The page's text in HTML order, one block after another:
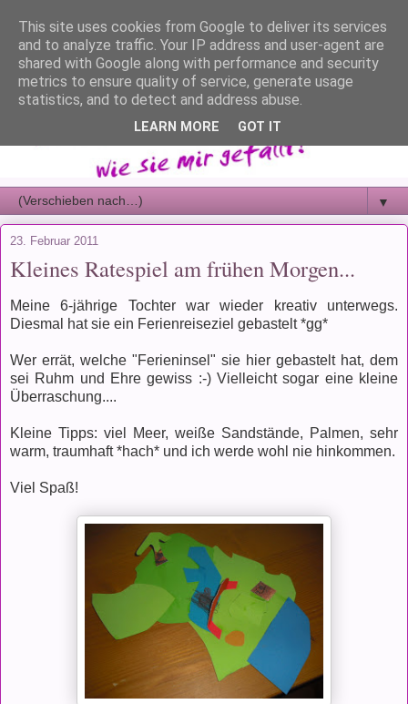
▼
23. Februar 2011
Kleines Ratespiel am frühen Morgen...
Meine 6-jährige Tochter war wieder kreativ unterwegs.
Diesmal hat sie ein Ferienreiseziel gebastelt *gg*
Wer errät, welche "Ferieninsel" sie hier gebastelt hat, dem
sei Ruhm und Ehre gewiss :-) Vielleicht sogar eine kleine
Überraschung....
Kleine Tipps: viel Meer, weiße Sandstände, Palmen, sehr
warm, traumhaft *hach* und ich werde wohl nie hinkommen.
Viel Spaß!
This site uses cookies from Google to deliver its services
and to analyze traffic. Your IP address and user-agent are
shared with Google along with performance and security
metrics to ensure quality of service, generate usage
statistics, and to detect and address abuse.
LEARN MORE GOT IT